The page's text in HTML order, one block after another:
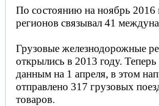
По состоянию на ноябрь 2016
регионов связывал 41
Грузовые железнодорожные
открылись в 2013 году.
данным на 1 апреля, в этом
отправлено 317 грузовых
товаров.